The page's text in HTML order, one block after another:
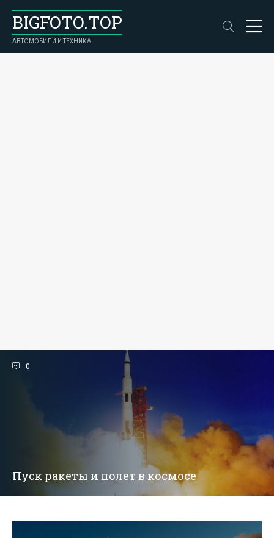
BIGFOTO.TOP
АВТОМОБИЛИ И ТЕХНИКА
0
Пуск ракеты и полет в космосе